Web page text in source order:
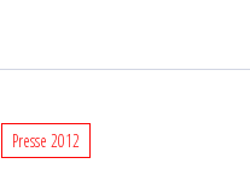
Presse 2012